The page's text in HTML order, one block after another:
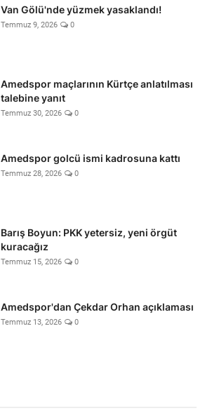
Van Gölü'nde yüzmek yasaklandı!
Temmuz 9, 2026 0
Amedspor maçlarının Kürtçe anlatılması
talebine yanıt
Temmuz 30, 2026 0
Amedspor golcü ismi kadrosuna kattı
Temmuz 28, 2026 0
Barış Boyun: PKK yetersiz, yeni örgüt
kuracağız
Temmuz 15, 2026 0
Amedspor'dan Çekdar Orhan açıklaması
Temmuz 13, 2026 0